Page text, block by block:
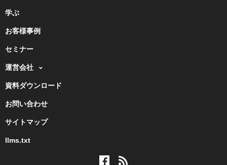
学ぶ
お客様事例
セミナー
運営会社
資料ダウンロード
お問い合わせ
サイトマップ
llms.txt